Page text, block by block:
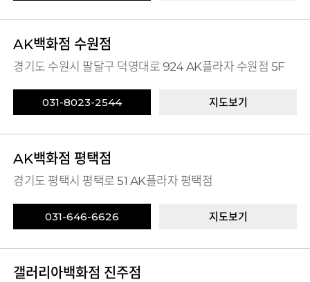
AK백화점 수원점
경기도 수원시 팔달구 덕영대로 924 AK플라자 수원점 5F
031-8023-2544 지도보기
AK백화점 평택점
경기도 평택시 평택로 51 AK플라자 평택점
031-646-6626 지도보기
갤러리아백화점 진주점